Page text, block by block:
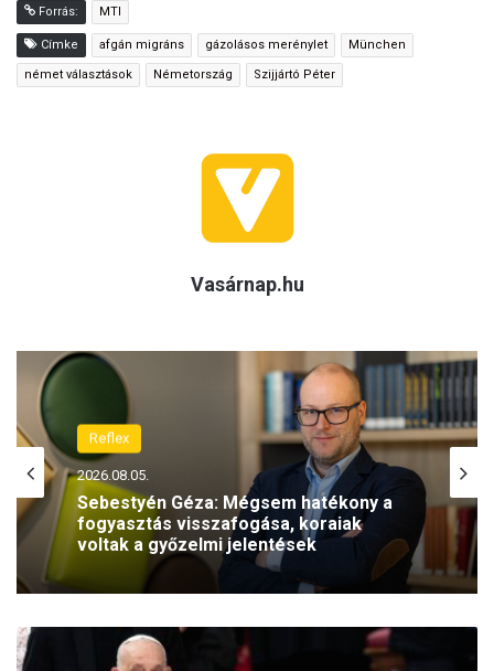
Forrás: MTI
Címke afgán migráns gázolásos merénylet München
német választások Németország Szijjártó Péter
Vasárnap.hu
Reflex
2026.08.05.
Sebestyén Géza: Mégsem hatékony a
fogyasztás visszafogása, koraiak
voltak a győzelmi jelentések
F
e